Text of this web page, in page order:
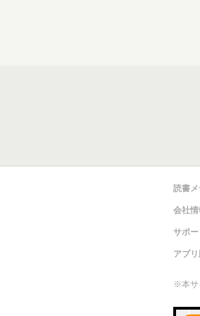
読書
会社情
サポー
アプ
※本サ